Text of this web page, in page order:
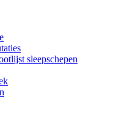
sleepschepen